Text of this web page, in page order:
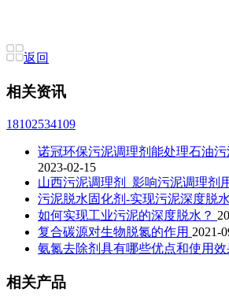
返回
相关资讯
18102534109
诺冠环保污泥调理剂能处理石油
2023-02-15
山西污泥调理剂_影响污泥调理剂
污泥脱水固化剂-实现污泥深度脱
如何实现工业污泥的深度脱水？
复合碳源对生物脱氮的作用 2021-
氨氮去除剂具有哪些优点和使用效
相关产品